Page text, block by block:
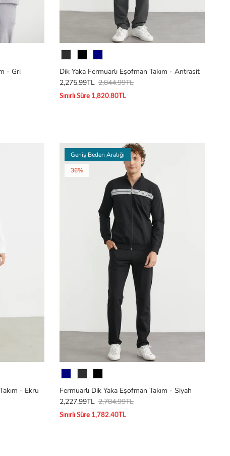
- Gri
Renk
Dik Yaka Fermuarlı Eşofman Takım - Antrasit
2,275.99TL 2,844.99TL
Sınırlı Süre 1,820.80TL
- Ekru
Geniş Beden Aralığı
36%
Renk
Fermuarlı Dik Yaka Eşofman Takım - Siyah
2,227.99TL 2,784.99TL
Sınırlı Süre 1,782.40TL